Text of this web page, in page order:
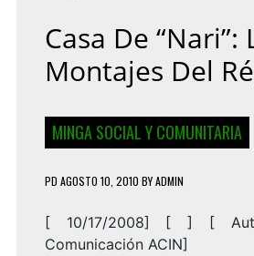
Casa De “Nari”:
Montajes Del
MINGA SOCIAL Y COMUNITARIA
PD AGOSTO 10, 2010 BYADMIN
[ 10/17/2008] [ ] [
Comunicación ACIN]